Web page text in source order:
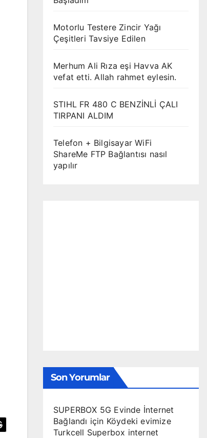
Motorlu Testere Zincir Yağı
Çeşitleri Tavsiye Edilen
Merhum Ali Rıza eşi Havva AK
vefat etti. Allah rahmet eylesin.
STIHL FR 480 C BENZİNLİ ÇALI
TIRPANI ALDIM
Telefon + Bilgisayar WiFi
ShareMe FTP Bağlantısı nasıl
yapılır
Son Yorumlar
SUPERBOX 5G Evinde İnternet
Bağlandı için Köydeki evimize
Turkcell Superbox internet